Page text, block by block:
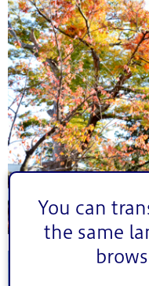
You can
the same